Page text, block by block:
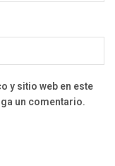
y sitio web en este
un comentario.